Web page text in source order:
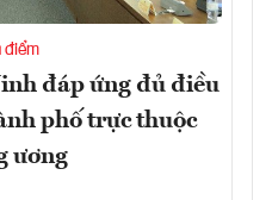
điểm
đáp ứng đủ điều
phố trực thuộc
ương